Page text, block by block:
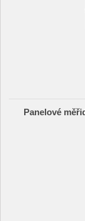
Panelové